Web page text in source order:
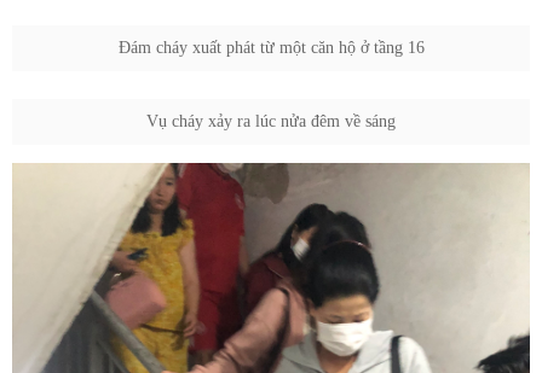
Đám cháy xuất phát từ một căn hộ ở tầng 16
Vụ cháy xảy ra lúc nửa đêm về sáng